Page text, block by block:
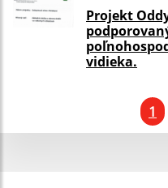
Projekt
vidieka.
1